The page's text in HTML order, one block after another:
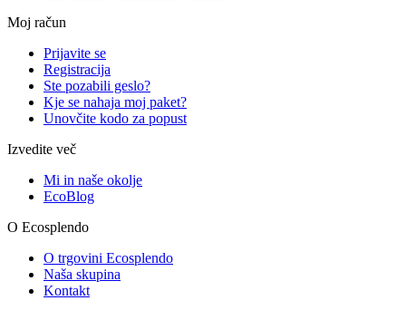
Moj račun
Prijavite se
Registracija
Ste pozabili geslo?
Kje se nahaja moj paket?
Unovčite kodo za popust
Izvedite več
Mi in naše okolje
EcoBlog
O Ecosplendo
O trgovini Ecosplendo
Naša skupina
Kontakt